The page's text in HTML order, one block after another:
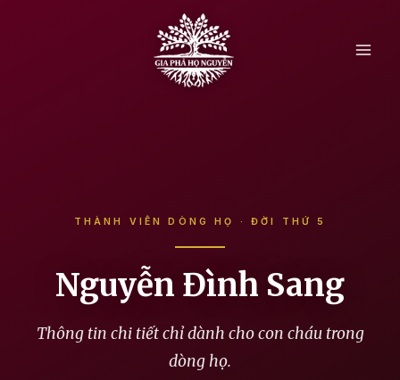
THÀNH VIÊN DÒNG HỌ · ĐỜI THỨ 5
Nguyễn Đình Sang
Thông tin chi tiết chỉ dành cho con cháu trong
dòng họ.